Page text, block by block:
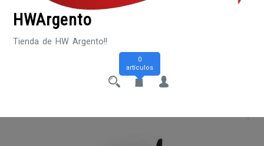
HWArgento
Tienda de HW Argento!!
0
artículos